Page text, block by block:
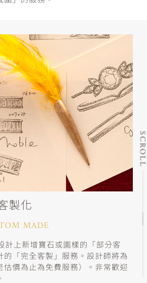
製化
MADE
計上新增寶石或圖樣的「部分客
「完全客製」服務。設計師將為
價為止為免費服務）。非常歡迎